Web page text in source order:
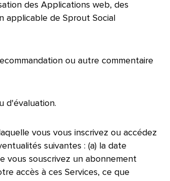
des Applications web, des
applicable de Sprout Social
ou autre commentaire
d'évaluation.​​
vous vous inscrivez ou accédez
suivantes : (a) la date
vous souscrivez un abonnement
accès à ces Services, ce que